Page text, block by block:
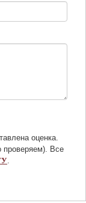
оценка.
проверяем). Все